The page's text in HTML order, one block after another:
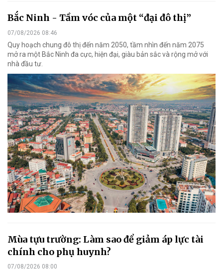
Bắc Ninh - Tầm vóc của một “đại đô thị”
07/08/2026 08:46
Quy hoạch chung đô thị đến năm 2050, tầm nhìn đến năm 2075
mở ra một Bắc Ninh đa cực, hiện đại, giàu bản sắc và rộng mở với
nhà đầu tư.
Mùa tựu trường: Làm sao để giảm áp lực tài
chính cho phụ huynh?
07/08/2026 08:00